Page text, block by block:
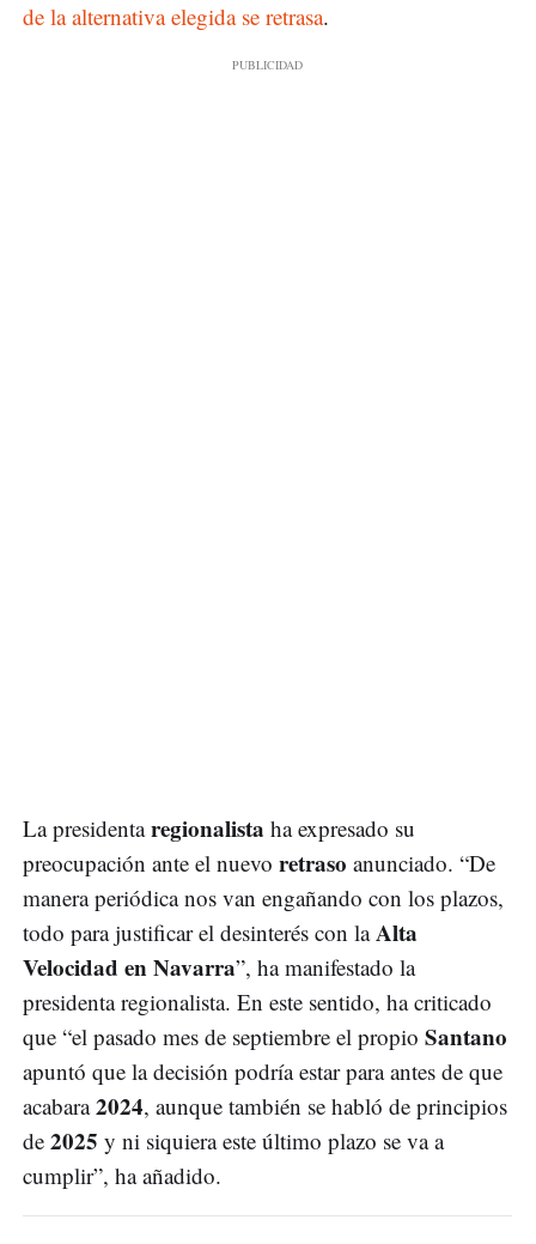
de la alternativa elegida se retrasa.
La presidentaregionalista ha expresado su
preocupación ante el nuevo retraso anunciado. “De
manera periódica nos van engañando con los plazos,
todo para justificar el desinterés con laAlta
Velocidad en Navarra”, ha manifestado la
presidenta regionalista. En este sentido, ha criticado
que “el pasado mes de septiembre el propio Santano
apuntó que la decisión podría estar para antes de que
acabara2024, aunque también se habló de principios
de 2025 y ni siquiera este último plazo se va a
cumplir”, ha añadido.